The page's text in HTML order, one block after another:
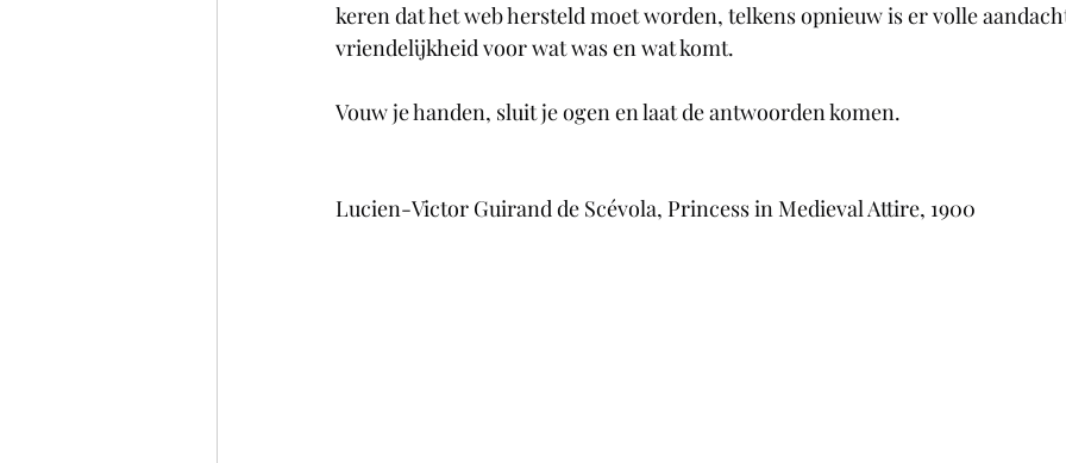
keren dat het web hersteld moet worden, telkens opnieuw is er volle
vriendelijkheid voor wat was en wat komt.
Vouw je handen, sluit je ogen en laat de antwoorden komen.
Lucien-Victor Guirand de Scévola, Princess in Medieval Attire, 1900